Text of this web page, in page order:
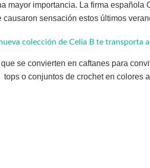
mayor importancia. La firma
causaron sensación estos últimos
colección de Celia B te transporta
se convierten en caftanes para
tops o conjuntos de crochet en colores